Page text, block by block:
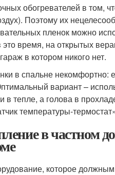
обогревателей в том,
Поэтому их
пленок можно
это время, на открытых
в котором никого нет.
в спальне некомфортно:
вариант –
в тепле, а голова в
температуры-
в частном
которое